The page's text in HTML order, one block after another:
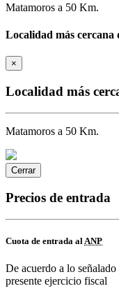
Matamoros a 50 Km.
Localidad más cercana
×
Localidad más
Matamoros a 50 Km.
Cerrar
Precios de entrada
Cuota de entrada alANP
De acuerdo a lo
presente ejercicio fiscal